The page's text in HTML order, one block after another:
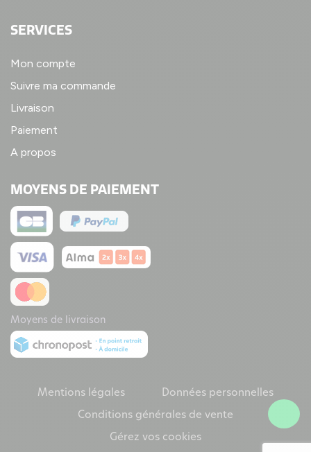
SERVICES
Mon compte
Suivre ma commande
Livraison
Paiement
A propos
MOYENS DE PAIEMENT
Moyens de livraison
Mentions légales Données personnelles
Conditions générales de vente
Gérez vos cookies